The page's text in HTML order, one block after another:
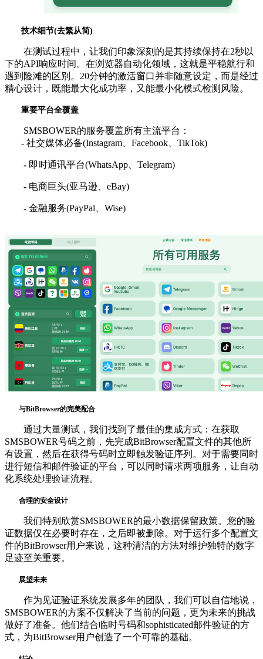
技术细节(去繁从简)
在测试过程中，让我们印象深刻的是其持续保持在2秒以
下的API响应时间。在浏览器自动化领域，这就是平稳航行和
遇到险滩的区别。20分钟的激活窗口并非随意设定，而是经过
精心设计，既能最大化成功率，又能最小化模式检测风险。
重要平台全覆盖
SMSBOWER的服务覆盖所有主流平台：
- 社交媒体必备(Instagram、Facebook、TikTok)
- 即时通讯平台(WhatsApp、Telegram)
- 电商巨头(亚马逊、eBay)
- 金融服务(PayPal、Wise)
与BitBrowser的完美配合
通过大量测试，我们找到了最佳的集成方式：在获取
SMSBOWER号码之前，先完成BitBrowser配置文件的其他所
有设置，然后在获得号码时立即触发验证序列。对于需要同时
进行短信和邮件验证的平台，可以同时请求两项服务，让自动
化系统处理验证流程。
合理的安全设计
我们特别欣赏SMSBOWER的最小数据保留政策。您的验
证数据仅在必要时存在，之后即被删除。对于运行多个配置文
件的BitBrowser用户来说，这种清洁的方法对维护独特的数字
足迹至关重要。
展望未来
作为见证验证系统发展多年的团队，我们可以自信地说，
SMSBOWER的方案不仅解决了当前的问题，更为未来的挑战
做好了准备。他们结合临时号码和sophisticated邮件验证的方
式，为BitBrowser用户创造了一个可靠的基础。